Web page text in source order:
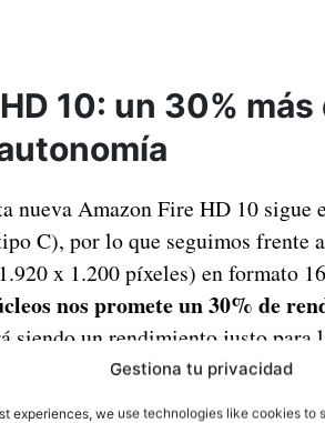
Gestiona tu privacidad
experiences, we use technologies like cookies to
10: un 30%
nueva Amazon Fire HD 10 sigue
C), por lo que seguimos frente
x 1.200 píxeles) en formato
nos promete un 30% de
siendo un rendimiento justo para
juego, pero tampoco